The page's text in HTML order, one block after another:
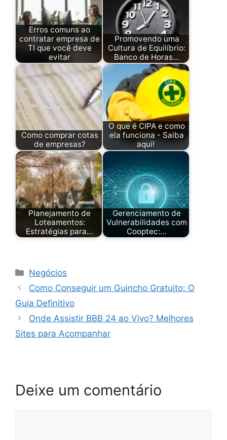
Erros comuns ao
contratar empresa de
TI que você deve
evitar
Promovendo uma
Cultura de Equilíbrio:
Banco de Horas…
Como comprar cotas
de empresas?
O que é CIPA e como
ela funciona - Saiba
aqui!
Planejamento de
Loteamentos:
Estratégias para…
Gerenciamento de
Vulnerabilidades com
Cooptec:…
Categorias
Negócios
Como Conseguir um Guincho Gratuito: O
Guia Definitivo
Onde Assistir BBB 24 ao Vivo? Melhores
Sites para Acompanhar
Deixe um comentário